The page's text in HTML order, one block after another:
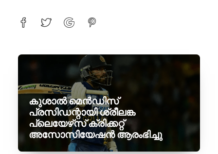
കുശാൽ മെൻഡിസ്
പ്രസിഡന്റായി ശ്രീലങ്ക
പ്ലെയേഴ്‌സ് ക്രിക്കറ്റ്
അസോസിയേഷൻ ആരംഭിച്ചു